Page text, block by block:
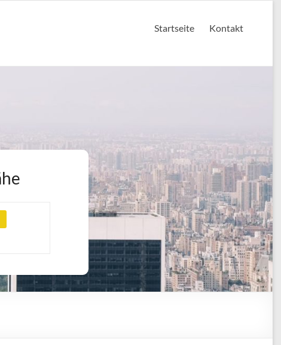
Startseite Kontakt